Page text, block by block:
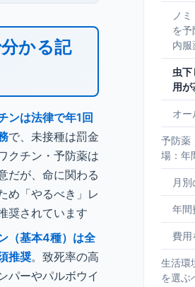
かる記
ンは法律で年1回
で、未接種は罰金
クチン・予防薬は
だが、命に関わる
め「やるべき」レ
奨されています
（基本4種）は全
推奨。致死率の高
パーやパルボウイ
ノ
を予
内服
虫下
用が
オー
予防薬
場：年
月
年間
費用
生活環
を選ぶ